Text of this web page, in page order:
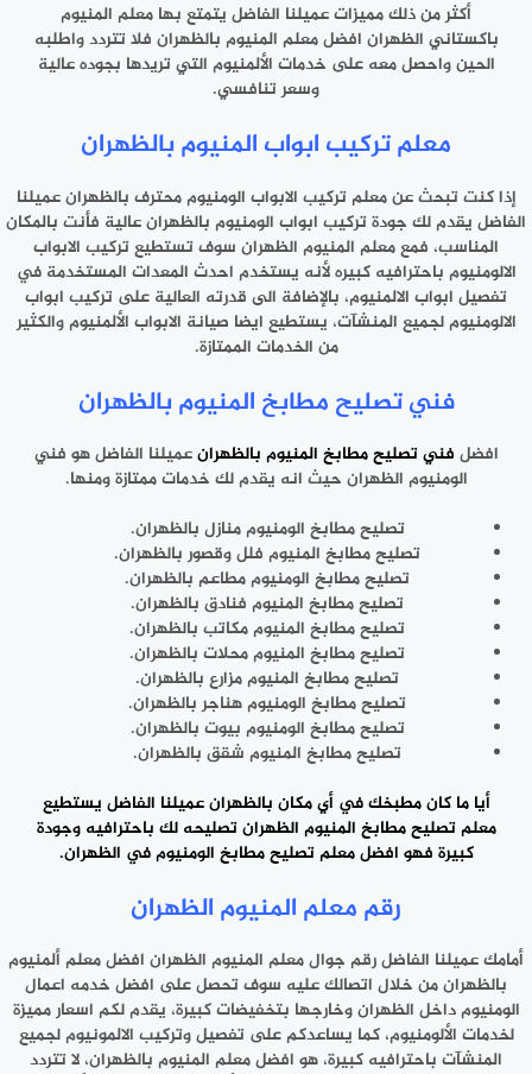
أكثر من ذلك مميزات عميلنا الفاضل يتمتع بها معلم المنيوم
باكستاني الظهران افضل معلم المنيوم بالظهران فلا تتردد واطلبه
الحين واحصل معه على خدمات الألمنيوم التي تريدها بجوده عالية
وسعر تنافسي.
معلم تركيب ابواب المنيوم بالظهران
إذا كنت تبحث عن معلم تركيب الابواب الومنيوم محترف بالظهران عميلنا
الفاضل يقدم لك جودة تركيب ابواب الومنيوم بالظهران عالية فأنت بالمكان
المناسب، فمع معلم المنيوم الظهران سوف تستطيع تركيب الابواب
الالومنيوم باحترافيه كبيره لأنه يستخدم احدث المعدات المستخدمة في
تفصيل ابواب الالمنيوم، بالإضافة الى قدرته العالية على تركيب ابواب
الالومنيوم لجميع المنشآت، يستطيع ايضا صيانة الابواب الألمنيوم والكثير
من الخدمات الممتازة.
فني تصليح مطابخ المنيوم بالظهران
افضل فني تصليح مطابخ المنيوم بالظهرانعميلنا الفاضل هو فني
الومنيوم الظهران حيث انه يقدم لك خدمات ممتازة ومنها.
تصليح مطابخ الومنيوم منازل بالظهران.
تصليح مطابخ المنيوم فلل وقصور بالظهران.
تصليح مطابخ الومنيوم مطاعم بالظهران.
تصليح مطابخ المنيوم فنادق بالظهران.
تصليح مطابخ المنيوم مكاتب بالظهران.
تصليح مطابخ المنيوم محلات بالظهران.
تصليح مطابخ المنيوم مزارع بالظهران.
تصليح مطابخ الومنيوم هناجر بالظهران.
تصليح مطابخ الومنيوم بيوت بالظهران.
تصليح مطابخ المنيوم شقق بالظهران.
أيا ما كان مطبخك في أي مكان بالظهران عميلنا الفاضل يستطيع
معلم تصليح مطابخ المنيوم الظهرانتصليحه لك باحترافيه وجودة
كبيرة فهو افضل معلم تصليح مطابخ الومنيوم في الظهران.
رقم معلم المنيوم الظهران
أمامك عميلنا الفاضل رقم جوالمعلم المنيوم الظهران افضل معلم ألمنيوم
بالظهران من خلال اتصالك عليه سوف تحصل على افضل خدمه اعمال
الومنيوم داخل الظهران وخارجها بتخفيضات كبيرة، يقدم لكم اسعار مميزة
لخدمات الألومنيوم، كما يساعدكم على تفصيل وتركيب الالمونيوم لجميع
المنشآت باحترافيه كبيرة، هو افضل معلم المنيوم بالظهران، لا تتردد